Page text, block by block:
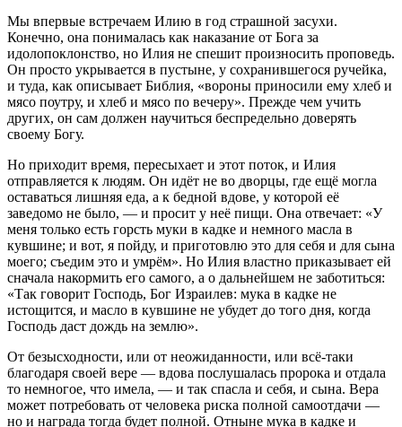
Мы впервые встречаем Илию в год страшной засухи.
Конечно, она понималась как наказание от Бога за
идолопоклонство, но Илия не спешит произносить проповедь.
Он просто укрывается в пустыне, у сохранившегося ручейка,
и туда, как описывает Библия, «вороны приносили ему хлеб и
мясо поутру, и хлеб и мясо по вечеру». Прежде чем учить
других, он сам должен научиться беспредельно доверять
своему Богу.
Но приходит время, пересыхает и этот поток, и Илия
отправляется к людям. Он идёт не во дворцы, где ещё могла
оставаться лишняя еда, а к бедной вдове, у которой её
заведомо не было, — и просит у неё пищи. Она отвечает: «У
меня только есть горсть муки в кадке и немного масла в
кувшине; и вот, я пойду, и приготовлю это для себя и для сына
моего; съедим это и умрём». Но Илия властно приказывает ей
сначала накормить его самого, а о дальнейшем не заботиться:
«Так говорит Господь, Бог Израилев: мука в кадке не
истощится, и масло в кувшине не убудет до того дня, когда
Господь даст дождь на землю».
От безысходности, или от неожиданности, или всё-таки
благодаря своей вере — вдова послушалась пророка и отдала
то немногое, что имела, — и так спасла и себя, и сына. Вера
может потребовать от человека риска полной самоотдачи —
но и награда тогда будет полной. Отныне мука в кадке и